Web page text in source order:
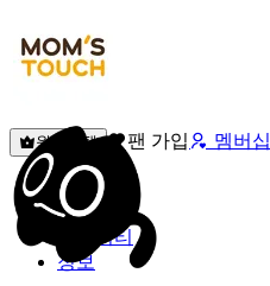
원픽선택 팬 가입 멤버십
밐타운
피드
커뮤니티
정보